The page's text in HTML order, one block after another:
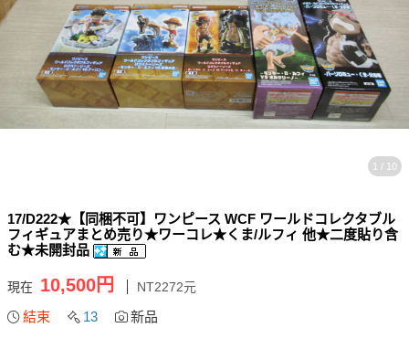
1 / 10
17/D222★【同梱不可】ワンピース WCF ワールドコレクタブル
フィギュアまとめ売り★ワーコレ★くま/ルフィ 他★二度貼り含
む★未開封品
現在 10,500円 NT2272元
結束 13 新品